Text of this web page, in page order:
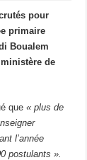
Sansal
et le RN promettent
Armées, le
pour
primaire
Boualem
de
que« plus de
l’année
postulants ».